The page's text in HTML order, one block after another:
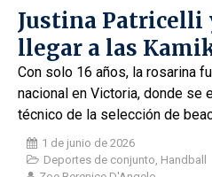
Justina Patricelli
llegar a las
Con solo 16 años, la rosarina
nacional en Victoria, donde se
técnico de la selección de
1 de junio de 2026
Deportes de conjunto, Handball